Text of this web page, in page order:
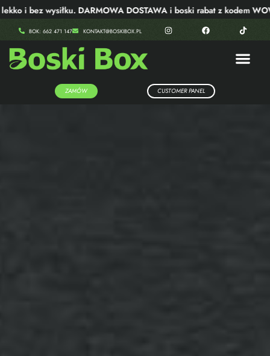
wysiłku. DARMOWA DOSTAWA i boski rabat z kodem WOW40!
BOK: 662 471 147 KONTAKT@BOSKIBOX.PL
ZAMÓW CUSTOMER PANEL